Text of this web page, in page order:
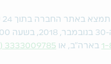
ידי
1- בארה"ב, או 3333009785 (0) 44+